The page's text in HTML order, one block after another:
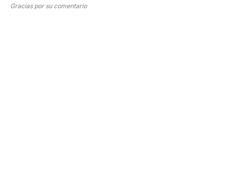
Gracias por su comentario